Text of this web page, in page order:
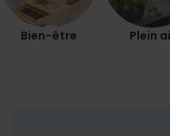
Bien-être Plein